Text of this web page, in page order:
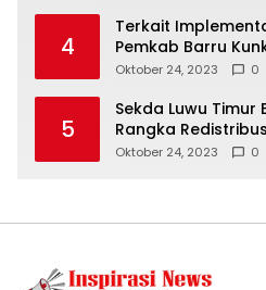
4
Terkait
Pemkab Barru
Oktober 24, 2023 0
5
Sekda Luwu Timur
Rangka
Oktober 24, 2023 0